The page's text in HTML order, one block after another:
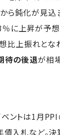
ら鈍化が見込
に上昇が予想
比上振れとな
待の後退が相
ントは1月PPI
入札など。